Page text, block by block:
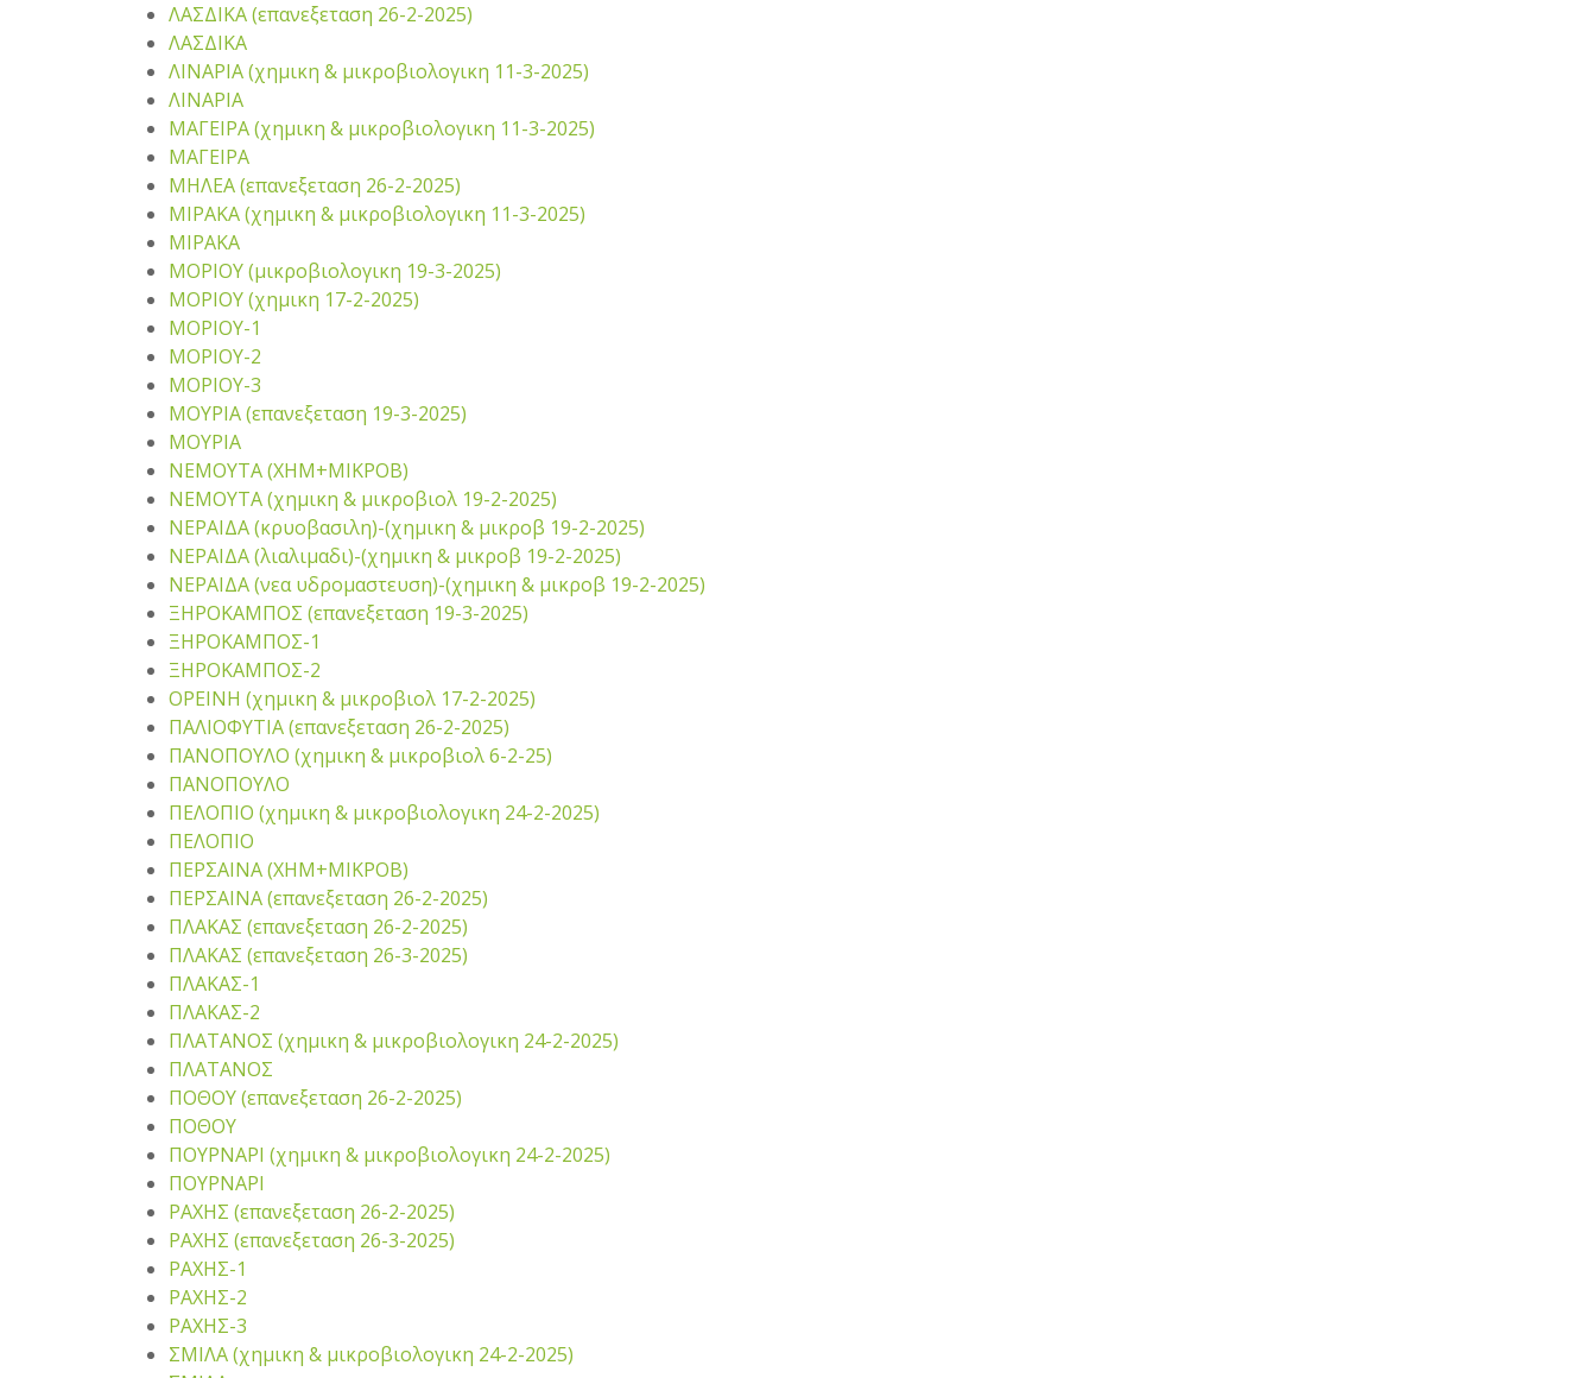
ΛΑΣΔΙΚΑ (επανεξεταση 26-2-2025)
ΛΑΣΔΙΚΑ
ΛΙΝΑΡΙΑ (χημικη & μικροβιολογικη 11-3-2025)
ΛΙΝΑΡΙΑ
ΜΑΓΕΙΡΑ (χημικη & μικροβιολογικη 11-3-2025)
ΜΑΓΕΙΡΑ
ΜΗΛΕΑ (επανεξεταση 26-2-2025)
ΜΙΡΑΚΑ (χημικη & μικροβιολογικη 11-3-2025)
ΜΙΡΑΚΑ
ΜΟΡΙΟΥ (μικροβιολογικη 19-3-2025)
ΜΟΡΙΟΥ (χημικη 17-2-2025)
ΜΟΡΙΟΥ-1
ΜΟΡΙΟΥ-2
ΜΟΡΙΟΥ-3
ΜΟΥΡΙΑ (επανεξεταση 19-3-2025)
ΜΟΥΡΙΑ
ΝΕΜΟΥΤΑ (ΧΗΜ+ΜΙΚΡΟΒ)
ΝΕΜΟΥΤΑ (χημικη & μικροβιολ 19-2-2025)
ΝΕΡΑΙΔΑ (κρυοβασιλη)-(χημικη & μικροβ 19-2-2025)
ΝΕΡΑΙΔΑ (λιαλιμαδι)-(χημικη & μικροβ 19-2-2025)
ΝΕΡΑΙΔΑ (νεα υδρομαστευση)-(χημικη & μικροβ 19-2-2025)
ΞΗΡΟΚΑΜΠΟΣ (επανεξεταση 19-3-2025)
ΞΗΡΟΚΑΜΠΟΣ-1
ΞΗΡΟΚΑΜΠΟΣ-2
ΟΡΕΙΝΗ (χημικη & μικροβιολ 17-2-2025)
ΠΑΛΙΟΦΥΤΙΑ (επανεξεταση 26-2-2025)
ΠΑΝΟΠΟΥΛΟ (χημικη & μικροβιολ 6-2-25)
ΠΑΝΟΠΟΥΛΟ
ΠΕΛΟΠΙΟ (χημικη & μικροβιολογικη 24-2-2025)
ΠΕΛΟΠΙΟ
ΠΕΡΣΑΙΝΑ (ΧΗΜ+ΜΙΚΡΟΒ)
ΠΕΡΣΑΙΝΑ (επανεξεταση 26-2-2025)
ΠΛΑΚΑΣ (επανεξεταση 26-2-2025)
ΠΛΑΚΑΣ (επανεξεταση 26-3-2025)
ΠΛΑΚΑΣ-1
ΠΛΑΚΑΣ-2
ΠΛΑΤΑΝΟΣ (χημικη & μικροβιολογικη 24-2-2025)
ΠΛΑΤΑΝΟΣ
ΠΟΘΟΥ (επανεξεταση 26-2-2025)
ΠΟΘΟΥ
ΠΟΥΡΝΑΡΙ (χημικη & μικροβιολογικη 24-2-2025)
ΠΟΥΡΝΑΡΙ
ΡΑΧΗΣ (επανεξεταση 26-2-2025)
ΡΑΧΗΣ (επανεξεταση 26-3-2025)
ΡΑΧΗΣ-1
ΡΑΧΗΣ-2
ΡΑΧΗΣ-3
ΣΜΙΛΑ (χημικη & μικροβιολογικη 24-2-2025)